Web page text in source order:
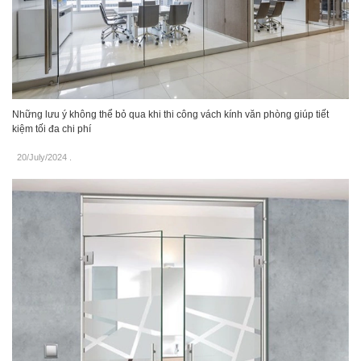
Những lưu ý không thể bỏ qua khi thi công vách kính văn phòng giúp tiết
kiệm tối đa chi phí
20/July/2024